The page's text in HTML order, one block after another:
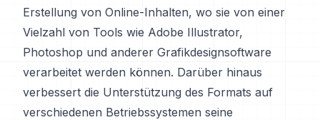
Erstellung von Online-Inhalten, wo sie von einer
Vielzahl von Tools wie Adobe Illustrator,
Photoshop und anderer Grafikdesignsoftware
verarbeitet werden können. Darüber hinaus
verbessert die Unterstützung des Formats auf
verschiedenen Betriebssystemen seine